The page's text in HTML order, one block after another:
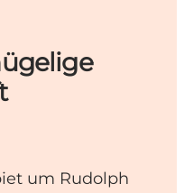
um Rudolph